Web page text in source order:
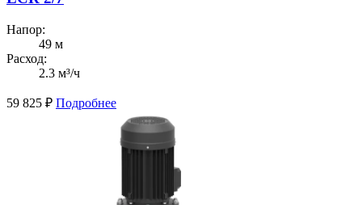
Напор:
49 м
Расход:
2.3 м³/ч
59 825 ₽ Подробнее